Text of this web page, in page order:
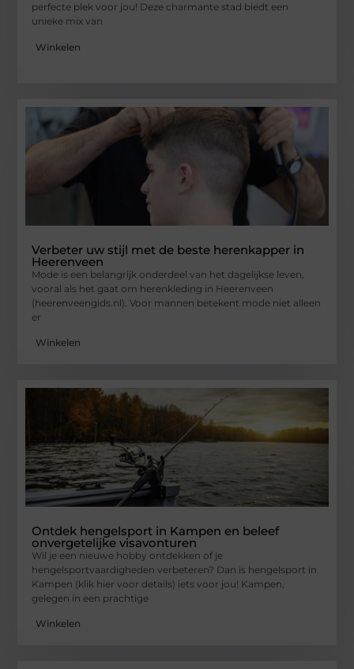
perfecte plek voor jou! Deze charmante stad biedt een
unieke mix van
Winkelen
Verbeter uw stijl met de beste herenkapper in
Heerenveen
Mode is een belangrijk onderdeel van het dagelijkse leven,
vooral als het gaat om herenkleding in Heerenveen
(heerenveengids.nl). Voor mannen betekent mode niet alleen
er
Winkelen
Ontdek hengelsport in Kampen en beleef
onvergetelijke visavonturen
Wil je een nieuwe hobby ontdekken of je
hengelsportvaardigheden verbeteren? Dan is hengelsport in
Kampen (klik hier voor details) iets voor jou! Kampen,
gelegen in een prachtige
Winkelen